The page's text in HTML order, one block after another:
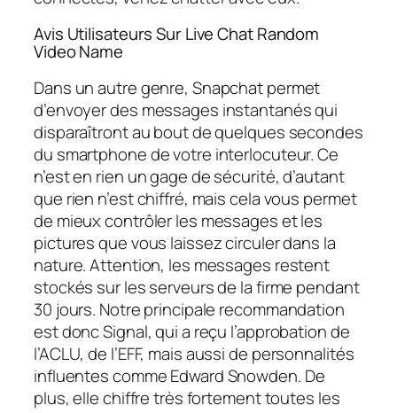
Avis Utilisateurs Sur Live Chat Random
Video Name
Dans un autre genre, Snapchat permet
d’envoyer des messages instantanés qui
disparaîtront au bout de quelques secondes
du smartphone de votre interlocuteur. Ce
n’est en rien un gage de sécurité, d’autant
que rien n’est chiffré, mais cela vous permet
de mieux contrôler les messages et les
pictures que vous laissez circuler dans la
nature. Attention, les messages restent
stockés sur les serveurs de la firme pendant
30 jours. Notre principale recommandation
est donc Signal, qui a reçu l’approbation de
l’ACLU, de l’EFF, mais aussi de personnalités
influentes comme Edward Snowden. De
plus, elle chiffre très fortement toutes les